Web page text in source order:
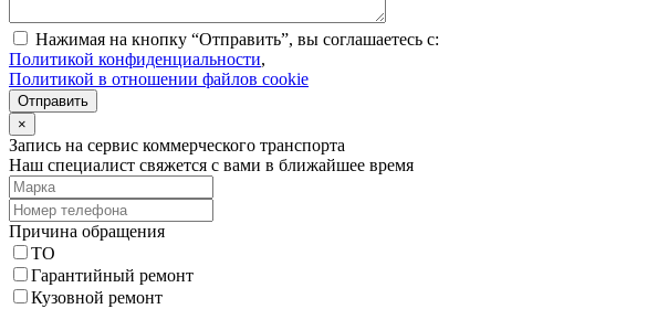
Нажимая на кнопку “Отправить”, вы соглашаетесь с:
Политикой конфиденциальности,
Политикой в отношении файлов cookie
Отправить
×
Запись на сервис коммерческого транспорта
Наш специалист свяжется с вами в ближайшее время
Причина обращения
ТО
Гарантийный ремонт
Кузовной ремонт